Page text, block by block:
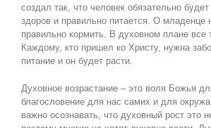
создал так, что человек обязательно
здоров и правильно питается. О младенце
правильно кормить. В духовном плане все
Каждому, кто пришел ко Христу, нужна
питание и он будет расти.
Духовное возрастание – это воля Божья
благословение для нас самих и для
важно осознавать, что духовный рост это